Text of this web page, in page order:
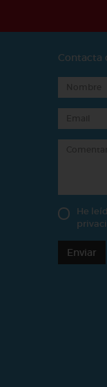
Contacta
He
Enviar